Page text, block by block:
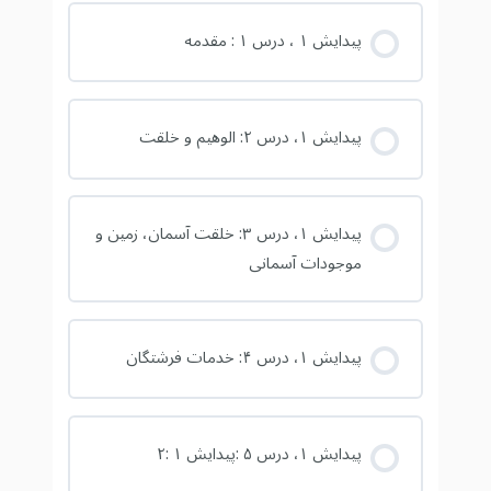
پیدایش ۱ ، درس ۱ : مقدمه
پیدایش ۱، درس ۲: الوهیم و خلقت
پیدایش ۱، درس ۳: خلقت آسمان، زمین و
موجودات آسمانی
پیدایش ۱، درس ۴: خدمات فرشتگان
پیدایش ۱، درس ۵ :‌پیدایش ۱ :۲